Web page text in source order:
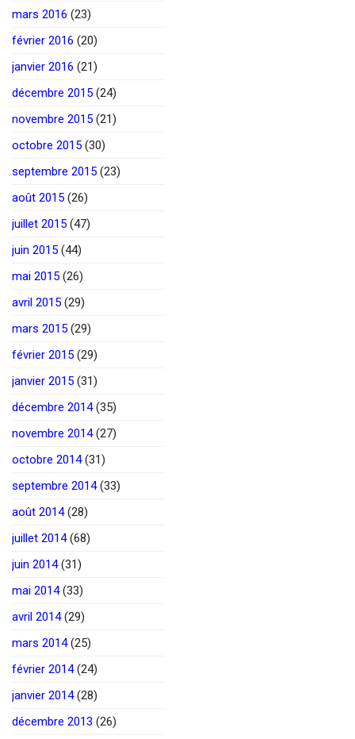
mars 2016 (23)
février 2016 (20)
janvier 2016 (21)
décembre 2015 (24)
novembre 2015 (21)
octobre 2015 (30)
septembre 2015 (23)
août 2015 (26)
juillet 2015 (47)
juin 2015 (44)
mai 2015 (26)
avril 2015 (29)
mars 2015 (29)
février 2015 (29)
janvier 2015 (31)
décembre 2014(35)
novembre 2014(27)
octobre 2014(31)
septembre 2014(33)
août 2014(28)
juillet 2014(68)
juin 2014(31)
mai 2014(33)
avril 2014(29)
mars 2014(25)
février 2014(24)
janvier 2014(28)
décembre 2013 (26)